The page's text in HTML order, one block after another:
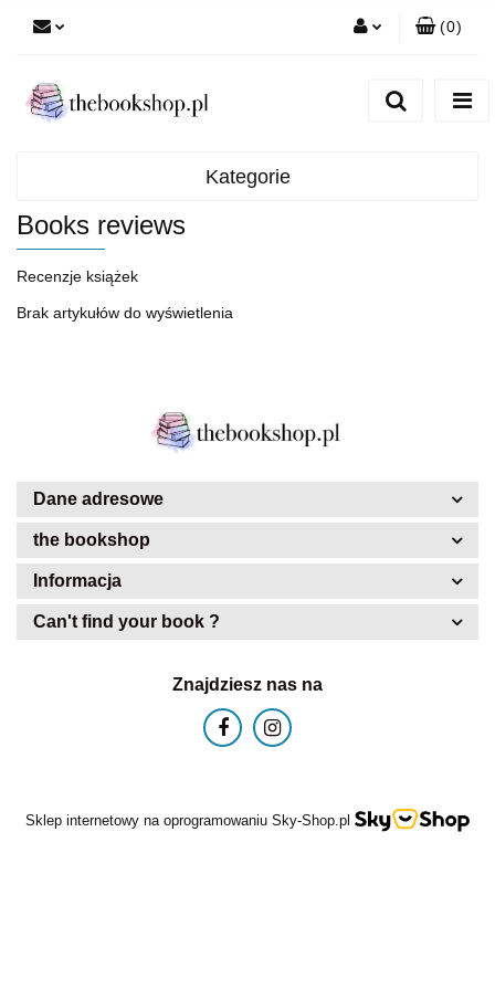
(0)
Kategorie
Books reviews
Recenzje książek
Brak artykułów do wyświetlenia
Dane adresowe
the bookshop
Informacja
Can't find your book ?
Znajdziesz nas na
Sklep internetowy na oprogramowaniu Sky-Shop.pl